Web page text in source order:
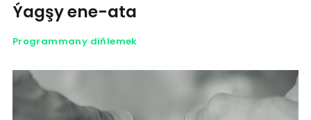
Ýagşy ene-ata
Programmany diňlemek